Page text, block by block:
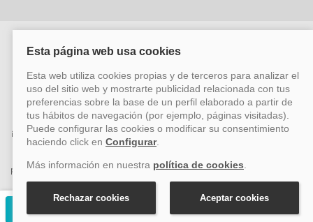
ACCION VIAJES SL ha sido beneficiaria del Fondo Europeo de Desarrollo
Regional (FEDER), cuyo objetivo es mejorar la competitividad de las pymes
mediante el impulso de la innovación, el desarrollo tecnológico, la
investigación de calidad y el uso seguro y fiable del ciberespacio. Gracias a
esta financiación, la empresa ha puesto en marcha un Plan de Acción
promoviendo la innovación y la ciberseguridad. Para ello, ha contado con el
apoyo de los programas Pyme Innova y Pyme Cibersegura de la Cámara
de Comercio de Málaga. #EuropaSeSiente